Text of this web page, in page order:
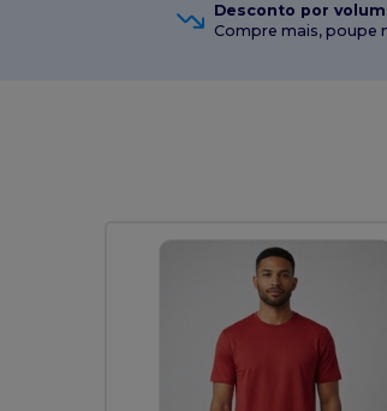
Desconto por
Compre mais, poupe